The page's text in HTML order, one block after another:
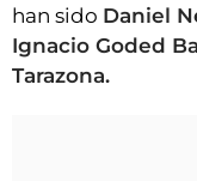
han sido Daniel
Ignacio Goded
Tarazona.